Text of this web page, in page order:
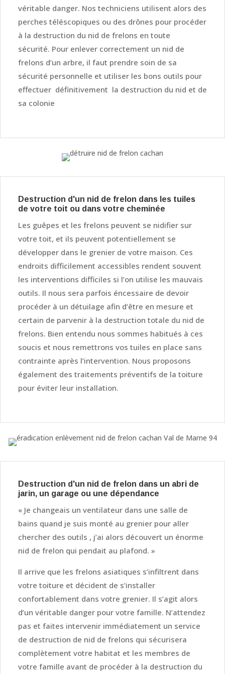
véritable danger. Nos techniciens utilisent alors des
perches téléscopiques ou des drônes pour procéder
à la destruction du nid de frelons en toute
sécurité. Pour enlever correctement un nid de
frelons d’un arbre, il faut prendre soin de sa
sécurité personnelle et utiliser les bons outils pour
effectuer définitivement la destruction du nid et de
sa colonie
Destruction d'un nid de frelon dans les tuiles
de votre toit ou dans votre cheminée
Les guêpes et les frelons peuvent se nidifier sur
votre toit, et ils peuvent potentiellement se
développer dans le grenier de votre maison. Ces
endroits difficilement accessibles rendent souvent
les interventions difficiles si l’on utilise les mauvais
outils. Il nous sera parfois éncessaire de devoir
procéder à un détuilage afin d’être en mesure et
certain de parvenir à la destruction totale du nid de
frelons. Bien entendu nous sommes habitués à ces
soucis et nous remettrons vos tuiles en place sans
contrainte après l’intervention. Nous proposons
également des traitements préventifs de la toiture
pour éviter leur installation.
Destruction d'un nid de frelon dans un abri de
jarin, un garage ou une dépendance
« Je changeais un ventilateur dans une salle de
bains quand je suis monté au grenier pour aller
chercher des outils , j’ai alors découvert un énorme
nid de frelon qui pendait au plafond. »
Il arrive que les frelons asiatiques s’infiltrent dans
votre toiture et décident de s’installer
confortablement dans votre grenier. Il s’agit alors
d’un véritable danger pour votre famille. N’attendez
pas et faites intervenir immédiatement un service
de destruction de nid de frelons qui sécurisera
complètement votre habitat et les membres de
votre famille avant de procéder à la destruction du